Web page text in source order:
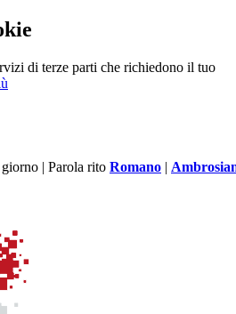
di terze parti che richiedono il tuo
| Parola rito Romano |